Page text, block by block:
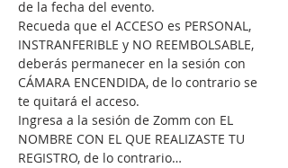
de la fecha del evento.
Recueda que el ACCESO es PERSONAL,
INSTRANFERIBLE y NO REEMBOLSABLE,
deberás permanecer en la sesión con
CÁMARA ENCENDIDA, de lo contrario se
te quitará el acceso.
Ingresa a la sesión de Zomm con EL
NOMBRE CON EL QUE REALIZASTE TU
REGISTRO, de lo contrario…